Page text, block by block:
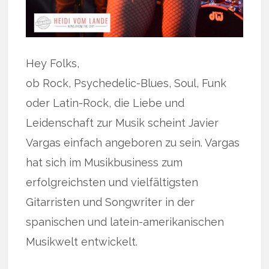
Hey Folks,
ob Rock, Psychedelic-Blues, Soul, Funk
oder Latin-Rock, die Liebe und
Leidenschaft zur Musik scheint Javier
Vargas einfach angeboren zu sein. Vargas
hat sich im Musikbusiness zum
erfolgreichsten und vielfältigsten
Gitarristen und Songwriter in der
spanischen und latein-amerikanischen
Musikwelt entwickelt.